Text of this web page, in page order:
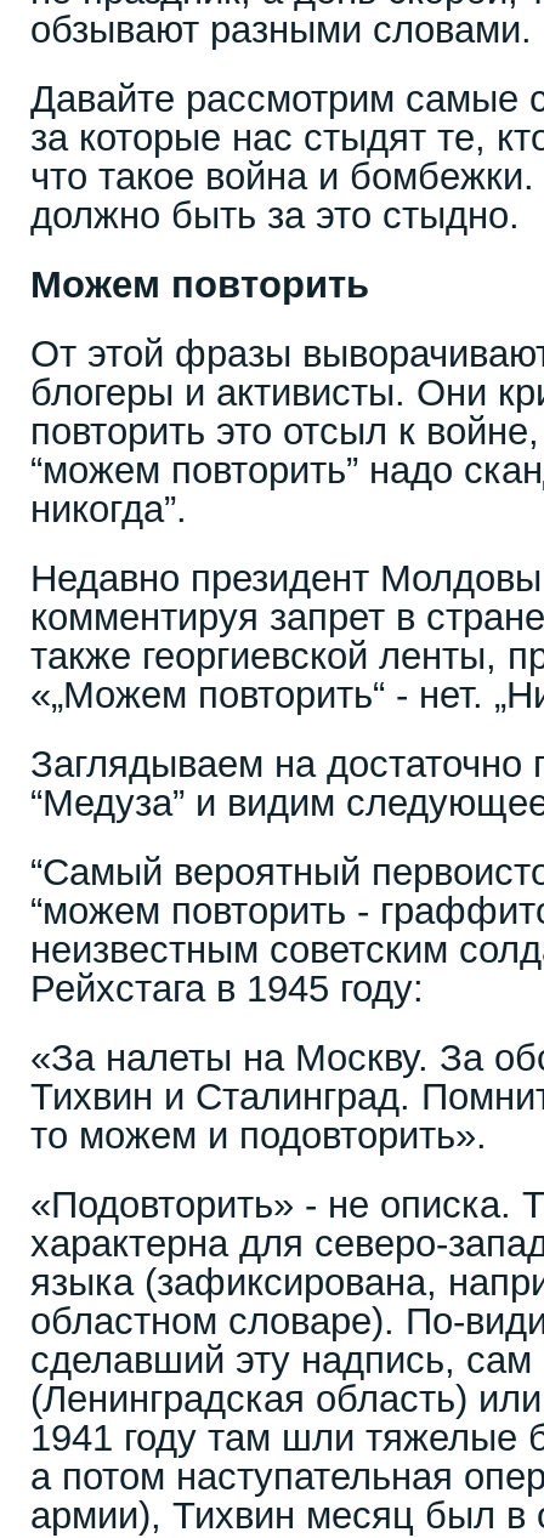
обзывают разными словами.
Давайте рассмотрим самые
за которые нас стыдят те,
что такое война и
должно быть за это стыдно.
Можем повторить
От этой фразы
блогеры и активисты. Они
повторить это отсыл к
“можем повторить” надо
никогда”.
Недавно президент
комментируя запрет в
также георгиевской ленты,
«„Можем повторить“ - нет.
Заглядываем на достаточно
“Медуза” и видим
“Самый вероятный
“можем повторить -
неизвестным советским
Рейхстага в 1945 году:
«За налеты на Москву. За
Тихвин и Сталинград.
то можем и подовторить».
«Подовторить» - не описка.
характерна для северо-
языка (зафиксирована,
областном словаре). По-
сделавший эту надпись,
(Ленинградская область)
1941 году там шли тяжелые
а потом наступательная
армии), Тихвин месяц был в